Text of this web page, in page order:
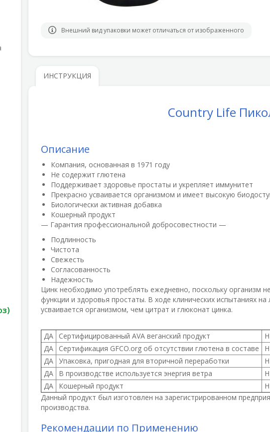
Внешний вид упаковки может отличаться от изображенного
ИНСТРУКЦИЯ
Country Life
Описание
Компания, основанная в 1971 году
Не содержит глютена
Поддерживает здоровье простаты и укрепляет иммунитет
Прекрасно усваивается организмом и имеет высокую
Биологически активная добавка
Кошерный продукт
— Гарантия профессиональной добросовестности —
Подлинность
Чистота
Свежесть
Согласованность
Надежность
Цинк необходимо употреблять ежедневно, поскольку организм
функции и здоровья простаты. В ходе клинических испытаниях
усваивается организмом, чем цитрат и глюконат цинка.
ДА Сертифицированный AVA веганский продукт
ДА
Сертификация GFCO.org об отсутствии глютена в составе
ДА
Упаковка, пригодная для вторичной переработки
ДА
В производстве используется энергия ветра
ДА
Кошерный продукт
Данный продукт был изготовлен на зарегистрированном
производства.
Рекомендации по Применению